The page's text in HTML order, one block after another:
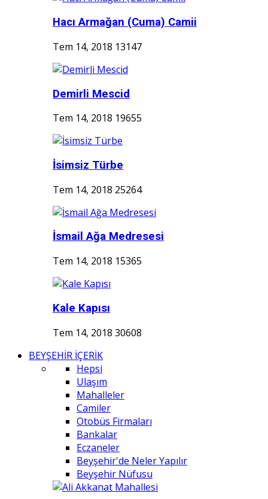
Hacı Armağan (Cuma) Camii
Tem 14, 2018 13147
Demirli Mescid
Tem 14, 2018 19655
İsimsiz Türbe
Tem 14, 2018 25264
İsmail Ağa Medresesi
Tem 14, 2018 15365
Kale Kapısı
Tem 14, 2018 30608
BEYŞEHİR İÇERİK
Hepsi
Ulaşım
Mahalleler
Camiler
Otobüs Firmaları
Bankalar
Eczaneler
Beyşehir'de Neler Yapılır
Beyşehir Nüfusu